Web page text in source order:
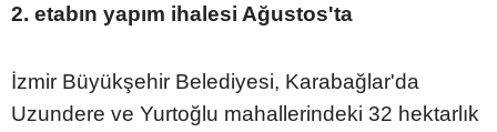
2. etabın yapım ihalesi Ağustos'ta
İzmir Büyükşehir Belediyesi, Karabağlar'da
Uzundere ve Yurtoğlu mahallerindeki 32 hektarlık